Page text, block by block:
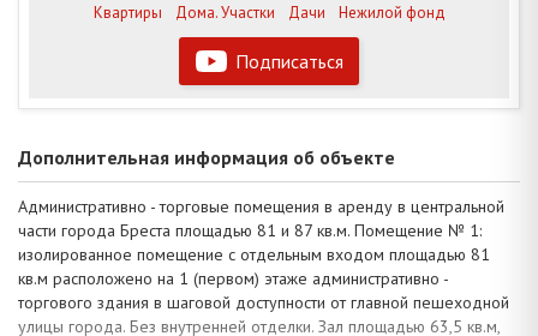
Подписаться
Квартиры
Дома. Участки Дачи Нежилой фонд
Дополнительная информация об объекте
Административно - торговые помещения в аренду в центральной
части города Бреста площадью 81 и 87 кв.м. Помещение № 1:
изолированное помещение с отдельным входом площадью 81
кв.м расположено на 1 (первом) этаже административно -
торгового здания в шаговой доступности от главной пешеходной
улицы города. Без внутренней отделки. Зал площадью 63,5 кв.м,